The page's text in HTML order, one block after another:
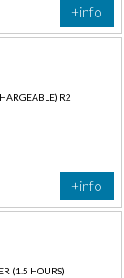
+info
R2
+info
(1.5 HOURS)